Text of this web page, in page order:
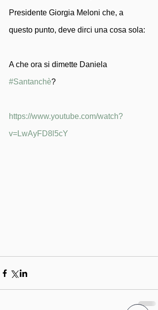
Presidente Giorgia Meloni che, a
questo punto, deve dirci una cosa sola:
A che ora si dimette Daniela
#Santanchè?
https://www.youtube.com/watch?
v=LwAyFD8l5cY